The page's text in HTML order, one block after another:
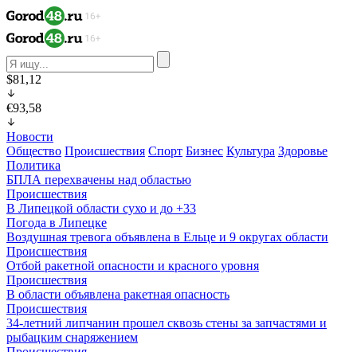
$81,12
€93,58
Новости
Общество Происшествия Спорт Бизнес Культура Здоровье
Политика
БПЛА перехвачены над областью
Происшествия
В Липецкой области сухо и до +33
Погода в Липецке
Воздушная тревога объявлена в Ельце и 9 округах области
Происшествия
Отбой ракетной опасности и красного уровня
Происшествия
В области объявлена ракетная опасность
Происшествия
34-летний липчанин прошел сквозь стены за запчастями и
рыбацким снаряжением